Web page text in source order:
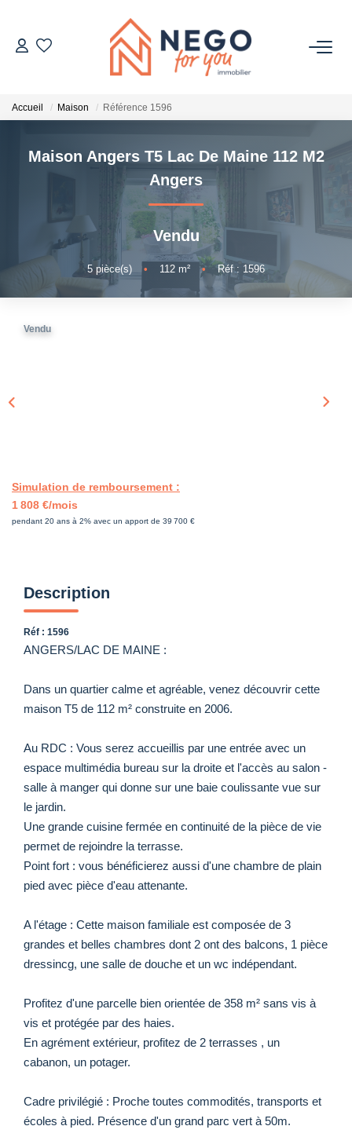
ACHETER
OFF MARKET
IMMOBILIER PRO
À PROPOS
Accueil Maison Référence 1596
Maison Angers T5 Lac De Maine 112 M2
Angers
Vendu
5 pièce(s) • 112 m² • Réf : 1596
Vendu
Simulation de remboursement :
1 808 €/mois
pendant 20 ans à 2% avec un apport de 39 700 €
Description
Réf : 1596
ANGERS/LAC DE MAINE :
Dans un quartier calme et agréable, venez découvrir cette
maison T5 de 112 m² construite en 2006.
Au RDC : Vous serez accueillis par une entrée avec un
espace multimédia bureau sur la droite et l'accès au salon -
salle à manger qui donne sur une baie coulissante vue sur
le jardin.
Une grande cuisine fermée en continuité de la pièce de vie
permet de rejoindre la terrasse.
Point fort : vous bénéficierez aussi d'une chambre de plain
pied avec pièce d'eau attenante.
A l'étage : Cette maison familiale est composée de 3
grandes et belles chambres dont 2 ont des balcons, 1 pièce
dressincg, une salle de douche et un wc indépendant.
Profitez d'une parcelle bien orientée de 358 m² sans vis à
vis et protégée par des haies.
En agrément extérieur, profitez de 2 terrasses , un
cabanon, un potager.
Cadre privilégié : Proche toutes commodités, transports et
écoles à pied. Présence d'un grand parc vert à 50m.